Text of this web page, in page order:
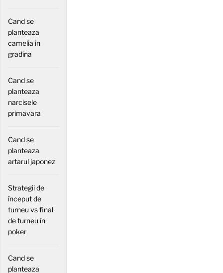
Cand se
planteaza
camelia in
gradina
Cand se
planteaza
narcisele
primavara
Cand se
planteaza
artarul japonez
Strategii de
început de
turneu vs final
de turneu în
poker
Cand se
planteaza